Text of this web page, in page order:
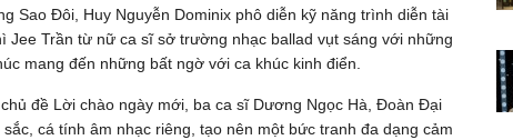
Sao Đôi, Huy Nguyễn Dominix phô diễn kỹ năng trình diễn tài
Jee Trần từ nữ ca sĩ sở trường nhạc ballad vụt sáng với những
mang đến những bất ngờ với ca khúc kinh điển.
đề Lời chào ngày mới, ba ca sĩ Dương Ngọc Hà, Đoàn Đại
cá tính âm nhạc riêng, tạo nên một bức tranh đa dạng cảm